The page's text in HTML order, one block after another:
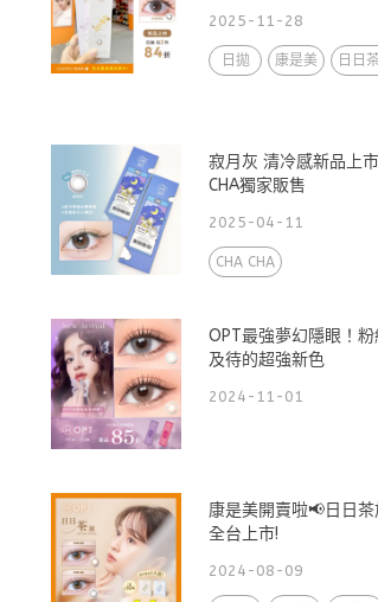
2025-11-28
日拋 康是美 日日
寂月灰 清冷感新品上
CHA獨家販售
2025-04-11
CHA CHA
OPT最強夢幻隱眼！
及待的超強新色
2024-11-01
康是美開賣啦📢日日茶
全台上市!
2024-08-09